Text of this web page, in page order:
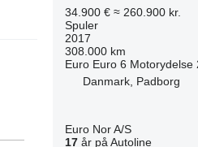
34.900 € ≈ 260.900 kr.
Spuler
2017
308.000 km
Euro Euro 6 Motorydelse
Danmark, Padborg
Euro Nor A/S
17år på Autoline